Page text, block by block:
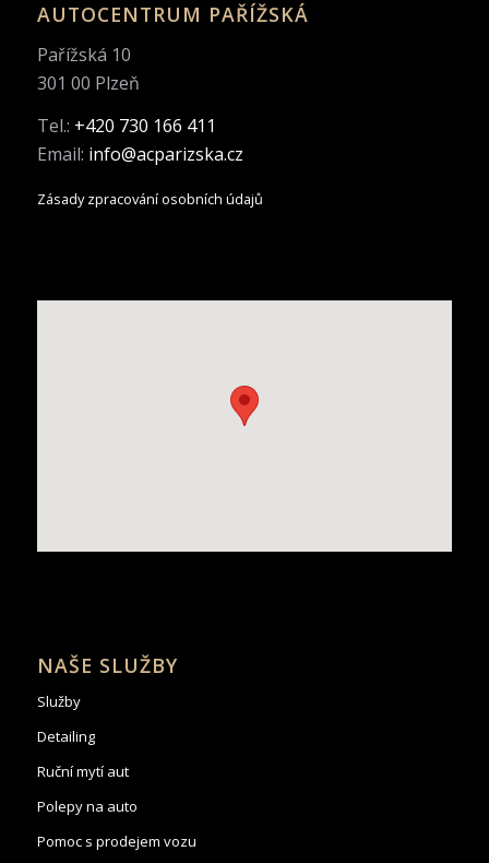
AUTOCENTRUM PAŘÍŽSKÁ
Pařížská 10
301 00 Plzeň
Tel.: +420 730 166 411
Email: info@acparizska.cz
Zásady zpracování osobních údajů
NAŠE SLUŽBY
Služby
Detailing
Ruční mytí aut
Polepy na auto
Pomoc s prodejem vozu